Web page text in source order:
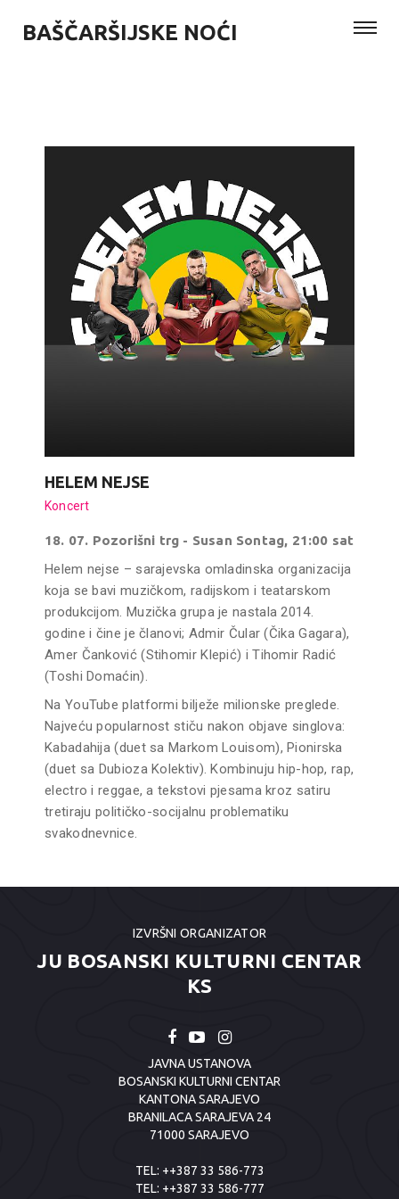
BAŠČARŠIJSKE NOĆI
HELEM NEJSE
Koncert
18. 07. Pozorišni trg - Susan Sontag, 21:00 sat
Helem nejse – sarajevska omladinska organizacija
koja se bavi muzičkom, radijskom i teatarskom
produkcijom. Muzička grupa je nastala 2014.
godine i čine je članovi; Admir Čular (Čika Gagara),
Amer Čanković (Stihomir Klepić) i Tihomir Radić
(Toshi Domaćin).
Na YouTube platformi bilježe milionske preglede.
Najveću popularnost stiču nakon objave singlova:
Kabadahija (duet sa Markom Louisom), Pionirska
(duet sa Dubioza Kolektiv). Kombinuju hip-hop, rap,
electro i reggae, a tekstovi pjesama kroz satiru
tretiraju političko-socijalnu problematiku
svakodnevnice.
IZVRŠNI ORGANIZATOR
JU BOSANSKI KULTURNI CENTAR
KS
JAVNA USTANOVA
BOSANSKI KULTURNI CENTAR
KANTONA SARAJEVO
BRANILACA SARAJEVA 24
71000 SARAJEVO
TEL: ++387 33 586-773
TEL: ++387 33 586-777